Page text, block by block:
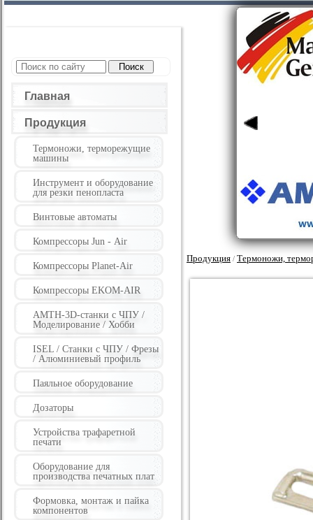
Главная
Продукция
Термоножи, терморежущие
машины
Инструмент и оборудование
для резки пенопласта
Винтовые автоматы
Компрессоры Jun - Air
Компрессоры Planet-Air
Компрессоры EKOM-AIR
AMTH-3D-станки с ЧПУ /
Моделирование / Хобби
ISEL / Станки с ЧПУ / Фрезы
/ Алюминиевый профиль
Паяльное оборудование
Дозаторы
Устройства трафаретной
печати
Оборудование для
производства печатных плат
Формовка, монтаж и пайка
компонентов
Продукция / Термоножи,